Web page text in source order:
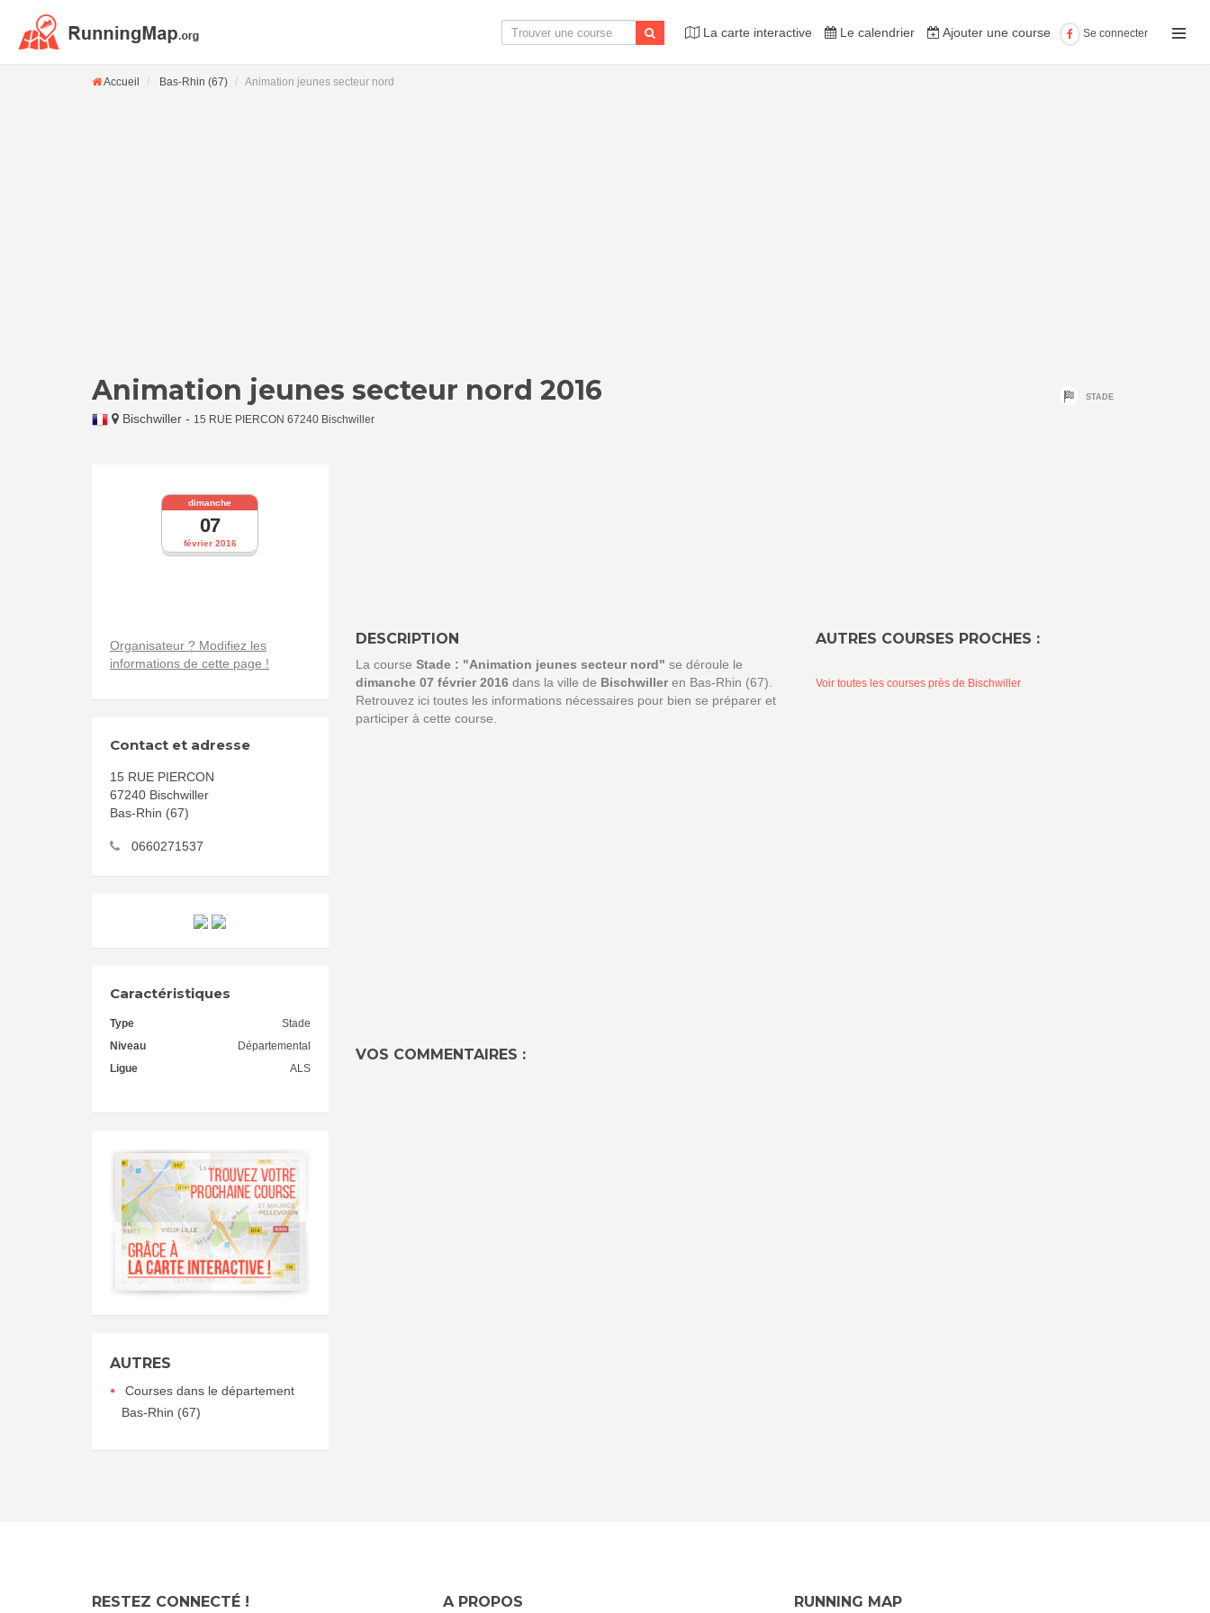
La carte interactive Le calendrier Ajouter une course Se connecter
Accueil Bas-Rhin (67) Animation jeunes secteur nord
Animation jeunes secteur nord 2016
Bischwiller - 15 RUE PIERCON 67240 Bischwiller
STADE
février 2016
dimanche
07
Organisateur ? Modifiez les
informations de cette page !
Contact et adresse
15 RUE PIERCON
67240 Bischwiller
Bas-Rhin (67)
0660271537
Caractéristiques
Type
Stade
Niveau
Départemental
Ligue
ALS
AUTRES
Courses dans le département
Bas-Rhin (67)
DESCRIPTION
La course Stade : "Animation jeunes secteur nord" se déroule le
dimanche 07 février 2016dans la ville de Bischwilleren Bas-Rhin (67).
Retrouvez ici toutes les informations nécessaires pour bien se préparer et
participer à cette course.
AUTRES COURSES PROCHES :
Voir toutes les courses près de Bischwiller
VOS COMMENTAIRES :
RESTEZ CONNECTÉ ! A PROPOS RUNNING MAP